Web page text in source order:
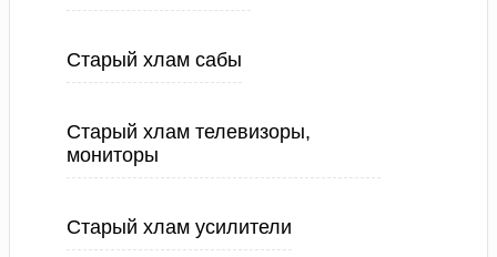
Старый хлам сабы
Старый хлам телевизоры,
мониторы
Старый хлам усилители